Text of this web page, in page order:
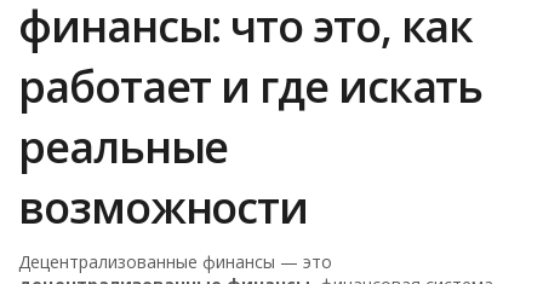
финансы: что это, как
работает и где искать
реальные
возможности
Децентрализованные финансы — это